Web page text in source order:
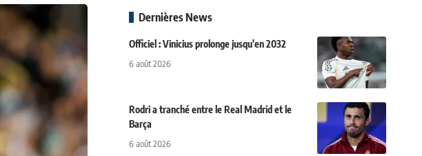
Dernières News
Officiel : Vinicius prolonge jusqu'en 2032
6 août 2026
Rodri a tranché entre le Real Madrid et le
Barça
6 août 2026